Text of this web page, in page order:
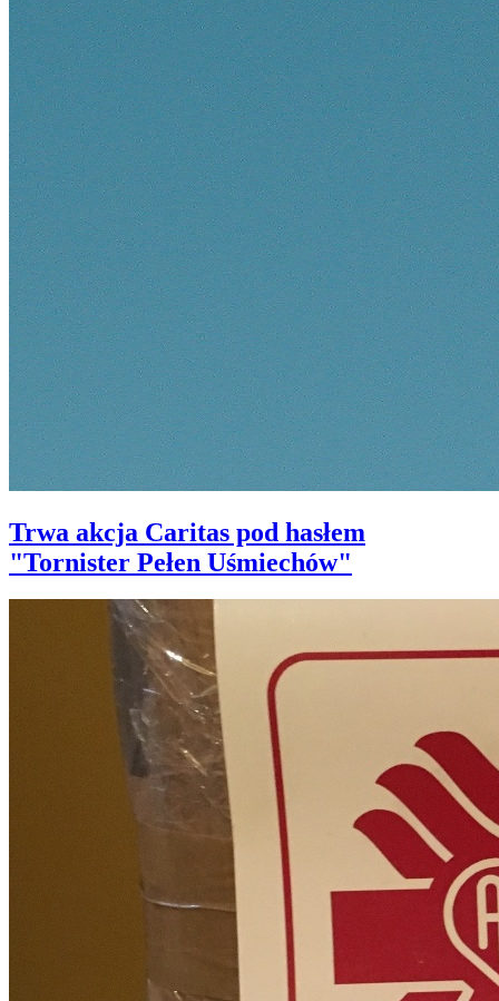
Trwa akcja Caritas pod hasłem
"Tornister Pełen Uśmiechów"